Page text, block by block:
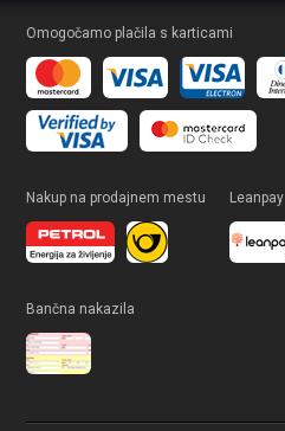
Omogočamo plačila s karticami
Nakup na prodajnem mestu Leanpay
Bančna nakazila